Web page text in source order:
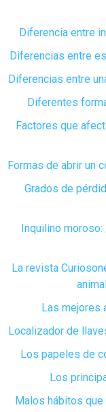
Diferencia entre
Diferencias entre
Diferencias entre
Diferentes
Factores que
Formas de abrir un
Grados de
Inquilino
La revista
Las mejores
Localizador de
Los papeles de
Los
Malos hábitos